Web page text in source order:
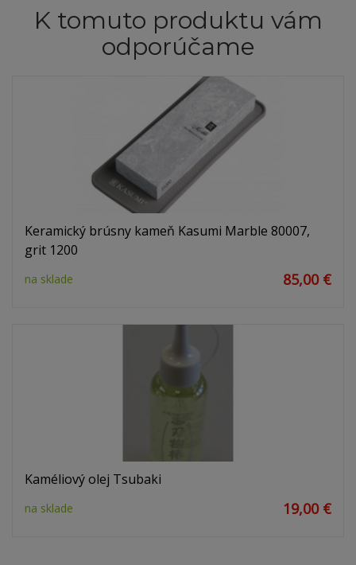
K tomuto produktu vám
odporúčame
Keramický brúsny kameň Kasumi Marble 80007,
grit 1200
na sklade 85,00 €
Kaméliový olej Tsubaki
na sklade 19,00 €